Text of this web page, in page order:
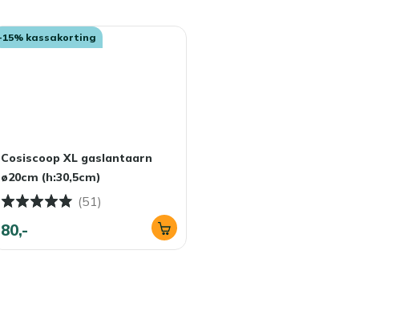
15% kassakorting
Cosiscoop XL gaslantaarn
ø20cm (h:30,5cm)
(51)
80,-